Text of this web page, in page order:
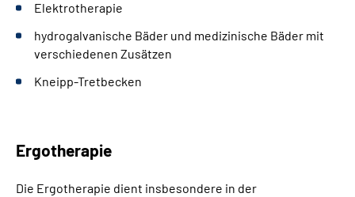
Elektrotherapie
hydrogalvanische Bäder und medizinische Bäder mit
verschiedenen Zusätzen
Kneipp-Tretbecken
Ergotherapie
Die Ergotherapie dient insbesondere in der